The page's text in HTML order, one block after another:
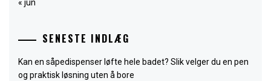
« jun
SENESTE INDLÆG
Kan en såpedispenser løfte hele badet? Slik velger du en pen
og praktisk løsning uten å bore